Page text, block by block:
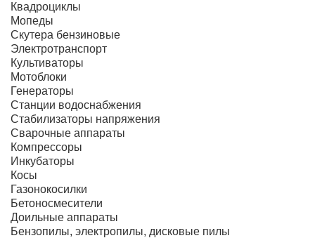
Квадроциклы
Мопеды
Скутера бензиновые
Электротранспорт
Культиваторы
Мотоблоки
Генераторы
Станции водоснабжения
Стабилизаторы напряжения
Сварочные аппараты
Компрессоры
Инкубаторы
Косы
Газонокосилки
Бетоносмесители
Доильные аппараты
Бензопилы, электропилы, дисковые пилы